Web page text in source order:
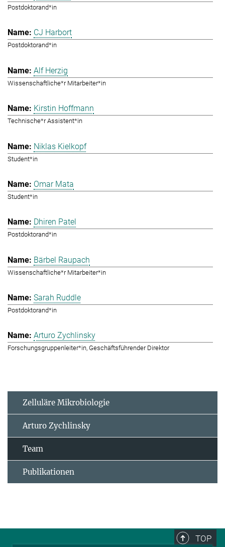
Postdoktorand*in
CJ Harbort
Postdoktorand*in
Alf Herzig
Wissenschaftliche*r Mitarbeiter*in
Kirstin Hoffmann
Technische*r Assistent*in
Niklas Kielkopf
Student*in
Omar Mata
Student*in
Dhiren Patel
Postdoktorand*in
Bärbel Raupach
Wissenschaftliche*r Mitarbeiter*in
Sarah Ruddle
Postdoktorand*in
Arturo Zychlinsky
Forschungsgruppenleiter*in, Geschäftsführender Direktor
Zelluläre Mikrobiologie
Arturo Zychlinsky
Team
Publikationen
TOP